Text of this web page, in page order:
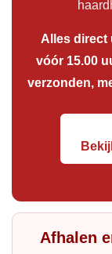
Alles direct
vóór 15.00
verzonden,
Afhalen